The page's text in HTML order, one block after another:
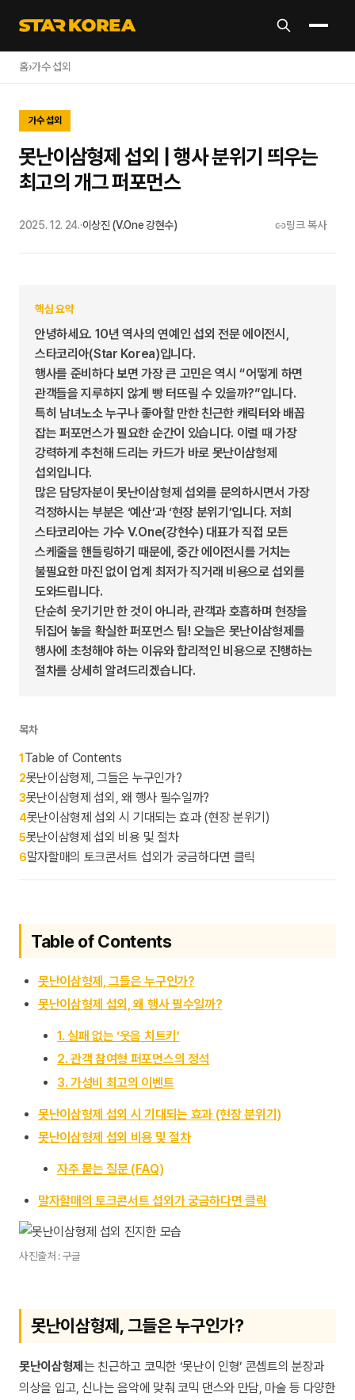
홈›가수 섭외
가수 섭외
못난이삼형제 섭외 | 행사 분위기 띄우는
최고의 개그 퍼포먼스
2025. 12. 24.·이상진 (V.One 강현수) 링크 복사
핵심 요약
안녕하세요. 10년 역사의 연예인 섭외 전문 에이전시,
스타코리아(Star Korea)입니다.
행사를 준비하다 보면 가장 큰 고민은 역시 “어떻게 하면
관객들을 지루하지 않게 빵 터뜨릴 수 있을까?”입니다.
특히 남녀노소 누구나 좋아할 만한 친근한 캐릭터와 배꼽
잡는 퍼포먼스가 필요한 순간이 있습니다. 이럴 때 가장
강력하게 추천해 드리는 카드가 바로 못난이삼형제
섭외입니다.
많은 담당자분이 못난이삼형제 섭외를 문의하시면서 가장
걱정하시는 부분은 ‘예산’과 ‘현장 분위기’입니다. 저희
스타코리아는 가수 V.One(강현수) 대표가 직접 모든
스케줄을 핸들링하기 때문에, 중간 에이전시를 거치는
불필요한 마진 없이 업계 최저가 직거래 비용으로 섭외를
도와드립니다.
단순히 웃기기만 한 것이 아니라, 관객과 호흡하며 현장을
뒤집어 놓을 확실한 퍼포먼스 팀! 오늘은 못난이삼형제를
행사에 초청해야 하는 이유와 합리적인 비용으로 진행하는
절차를 상세히 알려드리겠습니다.
목차
1 Table of Contents
2못난이삼형제, 그들은 누구인가?
3못난이삼형제 섭외, 왜 행사 필수일까?
4못난이삼형제 섭외 시 기대되는 효과 (현장 분위기)
5못난이삼형제 섭외 비용 및 절차
6말자할매의 토크콘서트 섭외가 궁금하다면 클릭
Table of Contents
못난이삼형제, 그들은 누구인가?
못난이삼형제 섭외, 왜 행사 필수일까?
1. 실패 없는 ‘웃음 치트키’
2. 관객 참여형 퍼포먼스의 정석
3. 가성비 최고의 이벤트
못난이삼형제 섭외 시 기대되는 효과 (현장 분위기)
못난이삼형제 섭외 비용 및 절차
자주 묻는 질문 (FAQ)
말자할매의 토크콘서트 섭외가 궁금하다면 클릭
사진출처 : 구글
못난이삼형제, 그들은 누구인가?
못난이삼형제는 친근하고 코믹한 ‘못난이 인형’ 콘셉트의 분장과
의상을 입고, 신나는 음악에 맞춰 코믹 댄스와 만담, 마술 등 다양한